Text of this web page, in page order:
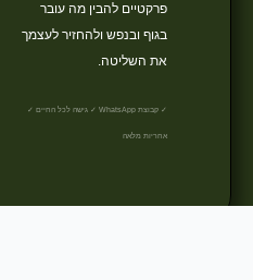
פרקטיים להבין מה עובר
בגוף ובנפש ולהחזיר לעצמך
את השליטה.
✓ קבוצת WhatsApp ✓ גישה לכל החיים ✓
אחריות מלאה